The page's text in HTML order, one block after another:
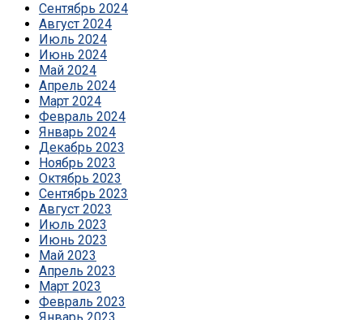
Сентябрь 2024
Август 2024
Июль 2024
Июнь 2024
Май 2024
Апрель 2024
Март 2024
Февраль 2024
Январь 2024
Декабрь 2023
Ноябрь 2023
Октябрь 2023
Сентябрь 2023
Август 2023
Июль 2023
Июнь 2023
Май 2023
Апрель 2023
Март 2023
Февраль 2023